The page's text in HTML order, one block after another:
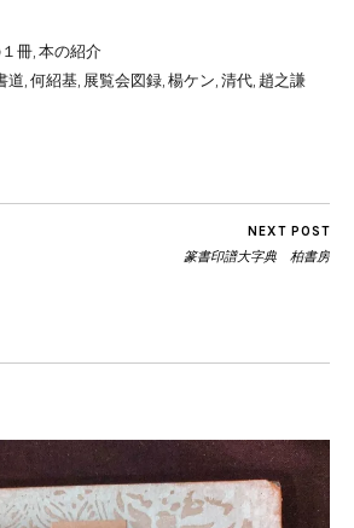
冊, 本の紹介
道, 何紹基, 展覧会図録, 楊ケン, 清代, 趙之謙
NEXT POST
篆書印譜大字典 柏書房